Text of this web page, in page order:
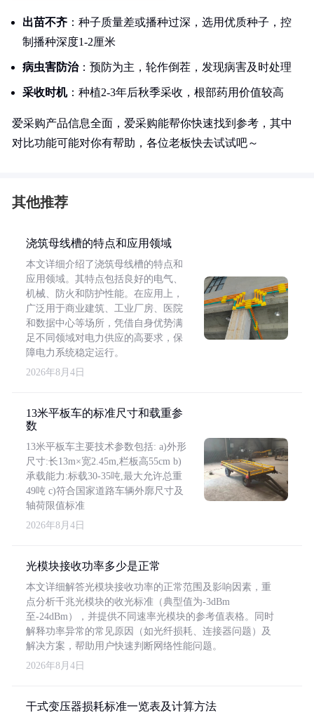
出苗不齐 ：种子质量差或播种过深，选用优质种子，控
制播种深度1-2厘米
病虫害防治：预防为主，轮作倒茬，发现病害及时处理
采收时机：种植2-3年后秋季采收，根部药用价值较高
爱采购产品信息全面，爱采购能帮你快速找到参考，其中
对比功能可能对你有帮助，各位老板快去试试吧～
其他推荐
浇筑母线槽的特点和应用领域
本文详细介绍了浇筑母线槽的特点和
应用领域。其特点包括良好的电气、
机械、防火和防护性能。在应用上，
广泛用于商业建筑、工业厂房、医院
和数据中心等场所，凭借自身优势满
足不同领域对电力供应的高要求，保
障电力系统稳定运行。
2026年8月4日
13米平板车的标准尺寸和载重参
数
13米平板车主要技术参数包括: a)外形
尺寸:长13m×宽2.45m,栏板高55cm b)
承载能力:标载30-35吨,最大允许总重
49吨 c)符合国家道路车辆外廓尺寸及
轴荷限值标准
2026年8月4日
光模块接收功率多少是正常
本文详细解答光模块接收功率的正常范围及影响因素，重
点分析千兆光模块的收光标准（典型值为-3dBm
至-24dBm），并提供不同速率光模块的参考值表格。同时
解释功率异常的常见原因（如光纤损耗、连接器问题）及
解决方案，帮助用户快速判断网络性能问题。
2026年8月4日
干式变压器损耗标准一览表及计算方法